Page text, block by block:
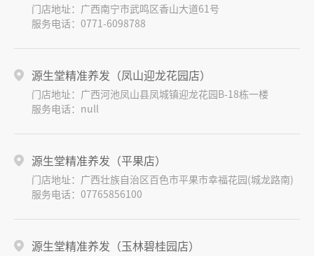
门店地址：广西南宁市武鸣区香山大道61号
服务电话：0771-6098788
源生堂精准养发（凤山迎龙花园店）
门店地址：广西河池凤山县凤城镇迎龙花园B-18栋一楼
服务电话：null
源生堂精准养发（平果店）
门店地址：广西壮族自治区百色市平果市幸福花园(城龙路南)
服务电话：07765856100
源生堂精准养发（玉林碧桂园店）